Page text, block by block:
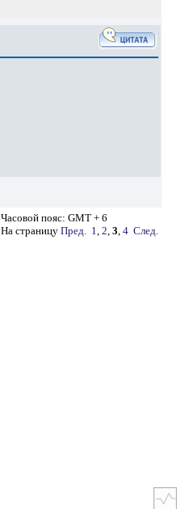
Часовой пояс: GMT + 6
На страницу Пред. 1, 2, 3, 4 След.